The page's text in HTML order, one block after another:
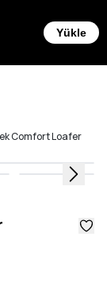
Yükle
Comfort Loafer